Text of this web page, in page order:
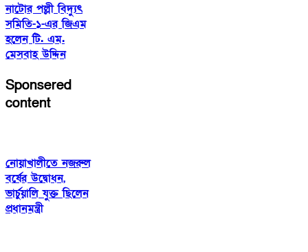
নাটোর পল্লী বিদ্যুৎ
সমিতি-১-এর জিএম
হলেন টি. এম.
মেসবাহ উদ্দিন
Sponsered
content
নোয়াখালীতে নজরুল
বর্ষের উদ্বোধন,
ভার্চুয়ালি যুক্ত ছিলেন
প্রধানমন্ত্রী